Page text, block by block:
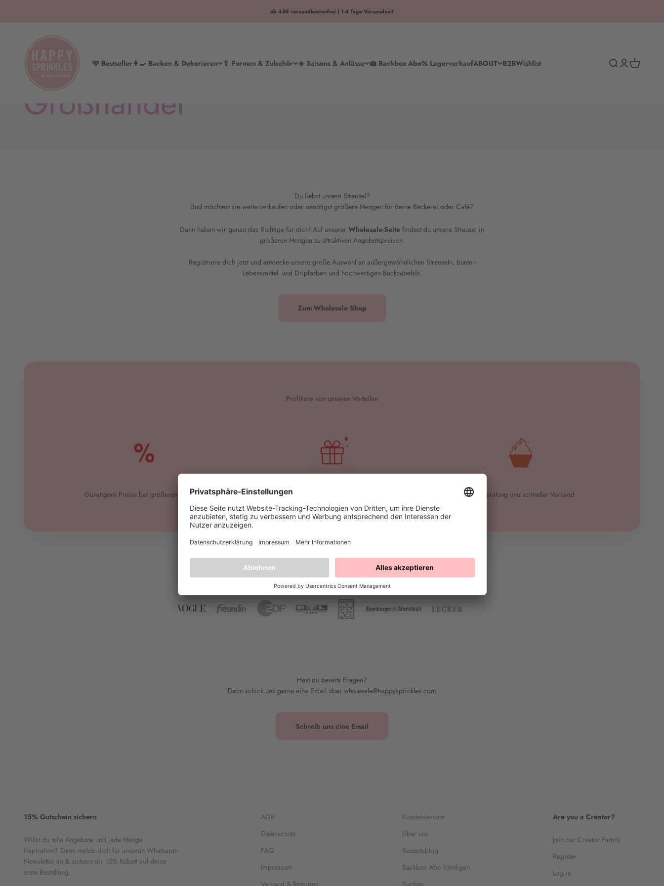
ab 45€ versandkostenfrei | 1-4 Tage Versandzeit
🩷 Bestseller👩‍🍳 Backen & Dekorieren 🥄 Formen & Zubehör ☀️ Saisons & Anlässe 🍰 Backbox Abo% LagerverkaufABOUT B2BWishlist
HAPPY SPRINKLES | D2C
SucheAnmelden
Warenkorb
Großhandel
Du liebst unsere Streusel?
Und möchtest sie weiterverkaufen oder benötigst größere Mengen für deine Bäckerei oder Café?
Dann haben wir genau das Richtige für dich! Auf unserer Wholesale-Seite findest du unsere Streusel in
größeren Mengen zu attraktiven Angebotspreisen.
Registriere dich jetzt und entdecke unsere große Auswahl an außergewöhnlichen Streuseln, bunten
Lebensmittel- und Dripfarben und hochwertigen Backzubehör.
Zum Wholesale Shop
Profitiere von unseren Vorteilen
Günstigere Preise bei größeren Mengen Exklusive Angebote und Rabatte Tolle Beratung und schneller Versand
Bekannt aus
Hast du bereits Fragen?
Dann schick uns gerne eine Email über wholesale@happysprinkles.com
Schreib uns eine Email
15% Gutschein sichern
Willst du tolle Angebote und jede Menge
Inspiration? Dann melde dich für unseren Whatsapp-
Newsletter an & sichere dir 15% Rabatt auf deine
erste Bestellung.
AGB
Datenschutz
FAQ
Impressum
Versand & Retouren
Kundenservice
Über uns
Rezepteblog
Backbox Abo kündigen
Suchen
Are you a Creator?
Join our Creator Family
Register
Log in